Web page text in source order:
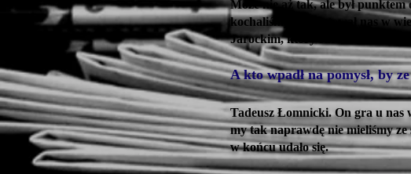
Może nie aż tak, ale był punktem
kochaliśmy go. Ratował nas w
Jarockim, który surowo nas
A kto wpadł na pomysł, by
Tadeusz Łomnicki. On gra u nas
my tak naprawdę nie mieliśmy ze
w końcu udało się.